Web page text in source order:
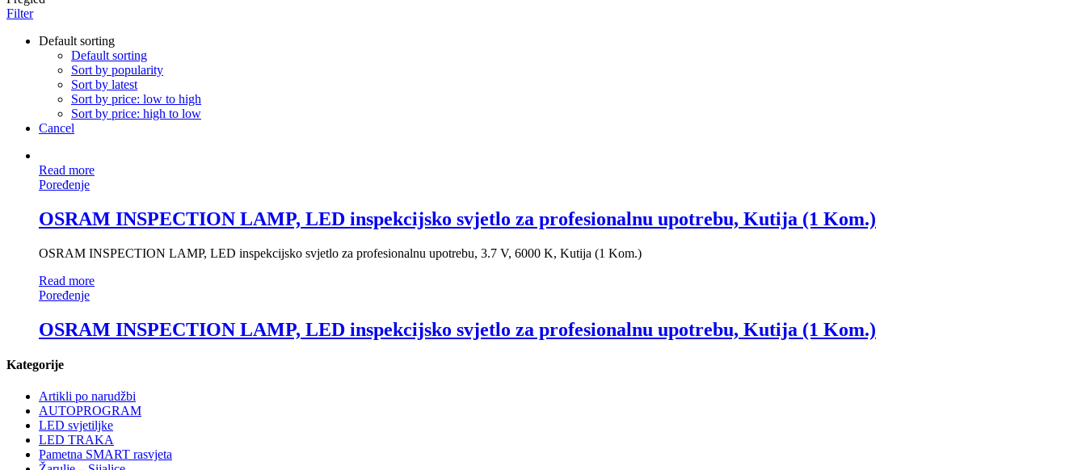
Filter
Default sorting
Default sorting
Sort by popularity
Sort by latest
Sort by price: low to high
Sort by price: high to low
Cancel
Read more
Poređenje
OSRAM INSPECTION LAMP, LED inspekcijsko svjetlo za profesionalnu upotrebu, Kutija (1 Kom.)
OSRAM INSPECTION LAMP, LED inspekcijsko svjetlo za profesionalnu upotrebu, 3.7 V, 6000 K, Kutija (1 Kom.)
Read more
Poređenje
OSRAM INSPECTION LAMP, LED inspekcijsko svjetlo za profesionalnu upotrebu, Kutija (1 Kom.)
Kategorije
Artikli po narudžbi
AUTOPROGRAM
LED svjetiljke
LED TRAKA
Pametna SMART rasvjeta